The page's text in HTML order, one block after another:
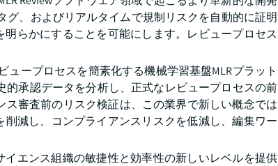
、およびリアルタイムで規制リスクを自動的に証明
らかにすることを可能にします。レビュープロセス
ープロセスを簡素化する機械学習基盤MLRプラット
的承認データを分析し、正式なレビュープロセスの前
審査前のリスク検証は、この業界で新しい概念では
減し、コンプライアンスリスクを低減し、編集ワー
エンス組織の敏捷性と効率性の新しいレベルを提供